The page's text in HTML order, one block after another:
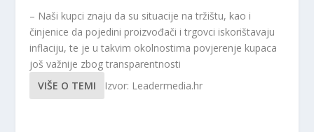
– Naši kupci znaju da su situacije na tržištu, kao i
činjenice da pojedini proizvođači i trgovci iskorištavaju
inflaciju, te je u takvim okolnostima povjerenje kupaca
još važnije zbog transparentnosti
VIŠE O TEMI
Izvor: Leadermedia.hr